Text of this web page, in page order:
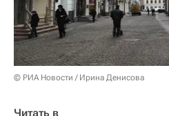
© РИА Новости / Ирина Денисова
Читать в